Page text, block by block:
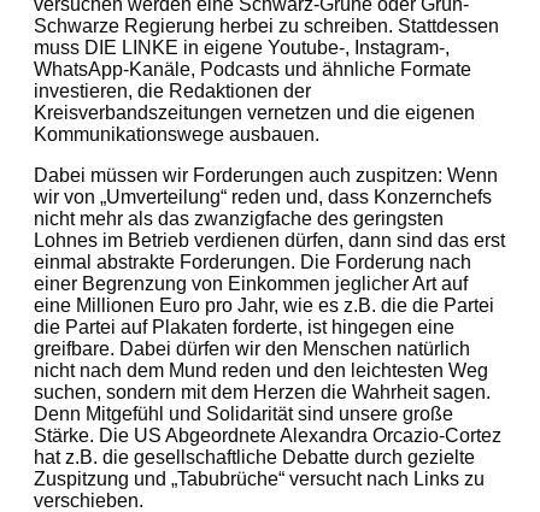
Schwarze Regierung herbei zu schreiben. Stattdessen
muss DIE LINKE in eigene Youtube-, Instagram-,
WhatsApp-Kanäle, Podcasts und ähnliche Formate
investieren, die Redaktionen der
Kreisverbandszeitungen vernetzen und die eigenen
Kommunikationswege ausbauen.
Dabei müssen wir Forderungen auch zuspitzen: Wenn
wir von „Umverteilung“ reden und, dass Konzernchefs
nicht mehr als das zwanzigfache des geringsten
Lohnes im Betrieb verdienen dürfen, dann sind das erst
einmal abstrakte Forderungen. Die Forderung nach
einer Begrenzung von Einkommen jeglicher Art auf
eine Millionen Euro pro Jahr, wie es z.B. die die Partei
die Partei auf Plakaten forderte, ist hingegen eine
greifbare. Dabei dürfen wir den Menschen natürlich
nicht nach dem Mund reden und den leichtesten Weg
suchen, sondern mit dem Herzen die Wahrheit sagen.
Denn Mitgefühl und Solidarität sind unsere große
Stärke. Die US Abgeordnete Alexandra Orcazio-Cortez
hat z.B. die gesellschaftliche Debatte durch gezielte
Zuspitzung und „Tabubrüche“ versucht nach Links zu
verschieben.